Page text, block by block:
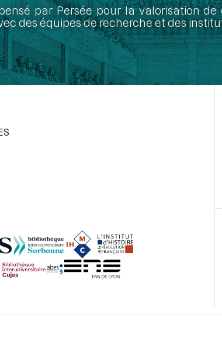
par Persée pour la valorisation
des équipes de recherche et des